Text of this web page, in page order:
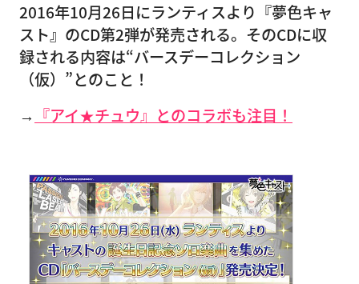
2016年10月26日にランティスより『夢色キャ
スト』のCD第2弾が発売される。そのCDに収
録される内容は“バースデーコレクション
（仮）”とのこと！
→ 『アイ★チュウ』とのコラボも注目！